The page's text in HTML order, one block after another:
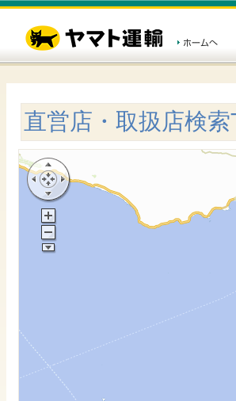
直営店・取扱店検索